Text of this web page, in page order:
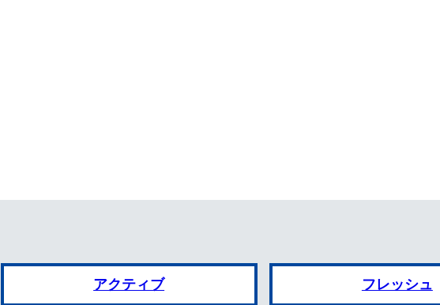
アクティブ フレッシュ